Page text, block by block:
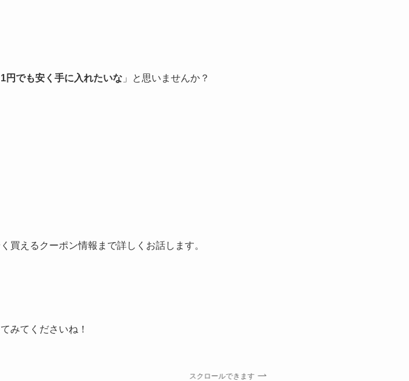
円でも安く手に入れたいな 」と思いませんか？
買えるクーポン情報まで詳しくお話します。
みてくださいね！
スクロールできます